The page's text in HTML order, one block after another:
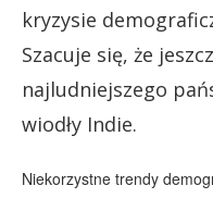
kryzysie
Szacuje się, że
najludniejszego
wiodły Indie.
Niekorzystne trendy